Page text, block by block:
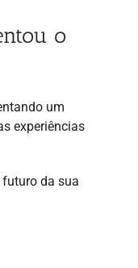
o
um
experiências
da sua